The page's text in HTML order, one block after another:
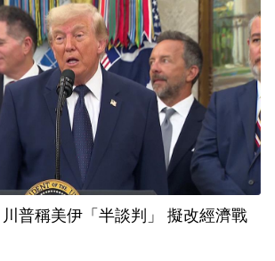
普稱美伊「半談判」 擬改經濟戰